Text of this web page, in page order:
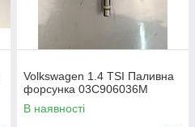
Volkswagen 1.4 TSI Паливна
форсунка 03C906036M
В наявності